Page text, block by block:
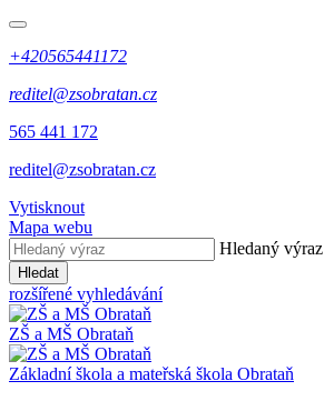
+420565441172
reditel@zsobratan.cz
565 441 172
reditel@zsobratan.cz
Vytisknout
Mapa webu
Hledaný výraz
Hledat
rozšířené vyhledávání
ZŠ a MŠ Obrataň
Základní škola a mateřská škola Obrataň